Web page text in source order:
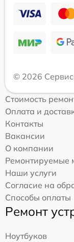
© 2026
Стоимость
Оплата и
Контакты
Вакансии
О компании
Ремонтируемые
Наши услуги
Согласие на
Способы оплаты
Ремонт
Ноутбуков